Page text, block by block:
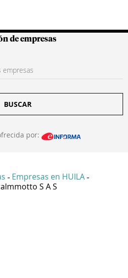
Colombianas
de empresas
BUSCAR
por:
- Empresas en HUILA -
S A S